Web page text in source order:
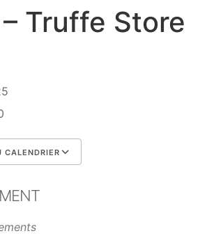
Truffe Store
CALENDRIER